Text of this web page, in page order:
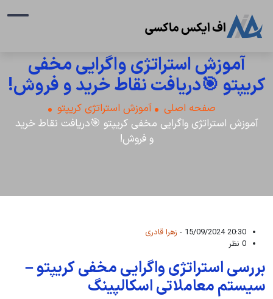
آموزش استراتژی واگرایی مخفی
کریپتو 🎯دریافت نقاط خرید و فروش!
صفحه اصلی
آموزش استراتژی کریپتو
آموزش استراتژی واگرایی مخفی کریپتو 🎯دریافت نقاط خرید
و فروش!
20:30 15/09/2024 -
زهرا قادری
0 نظر
بررسی استراتژی واگرایی مخفی کریپتو –
سیستم معاملاتی اسکالپینگ